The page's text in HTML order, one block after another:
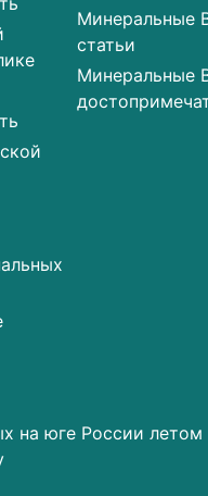
Минеральные
статьи
Минеральные
на юге России летом